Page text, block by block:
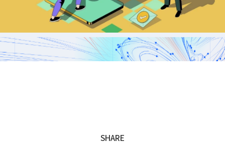
プロダクト / 技術
採用
SHARE